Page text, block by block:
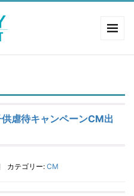
虐待キャンペーンCM出
カテゴリー: CM